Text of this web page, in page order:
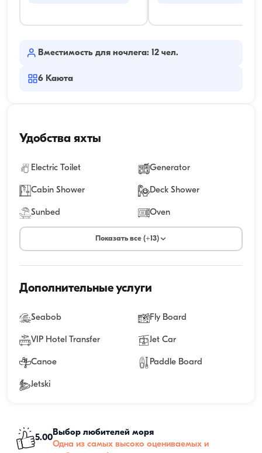
Вместимость для ночлега: 12 чел.
6 Каюта
Удобства яхты
Electric Toilet Generator
Cabin Shower Deck Shower
Sunbed Oven
Показать все (+13)
Дополнительные услуги
Seabob Fly Board
VIP Hotel Transfer Jet Car
Canoe Paddle Board
Jetski
5.00
Выбор любителей моря
Одна из самых высоко оцениваемых и